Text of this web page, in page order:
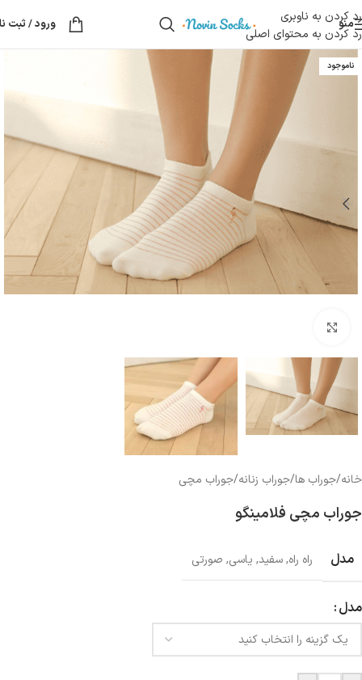
رد کردن به ناوبری
رد کردن به محتوای اصلی
منو ورود / ثبت
ناموجود
خانه/جوراب ها/جوراب زنانه/جوراب مچی
جوراب مچی فلامینگو
مدل راه راه,سفید, یاسی, صورتی
مدل